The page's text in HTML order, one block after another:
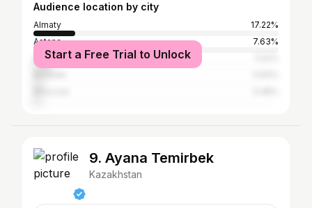
Audience location by city
Almaty
17.22%
Astana
7.63%
Shymkent
Start a Free Trial to Unlock
9. Ayana Temirbek
Kazakhstan